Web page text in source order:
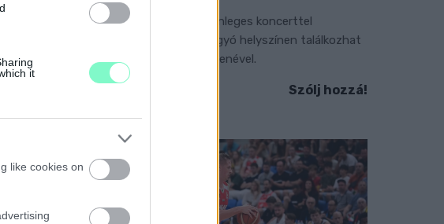
it
like cookies on
A „Zenélő piac” című különleges koncerttel
szeptember 7-én rendhagyó helyszínen találkozhat
a közönség a klasszikus zenével.
Szólj hozzá!